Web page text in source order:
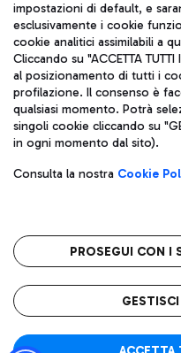
Pizza
Gelateria
Wine Bar & Sparkling
Autobus
Scopri le linee di autobus
Leonardo Da Vinci.
Raggiungi l’aeroporto
Ristoranti
Scopri la nostra offerta per
Mappa Aeroporto Fiumicino
Aeroporti di Roma S.p.A. -
coordinamento di Mundys
Codice fiscale e Registro
IVA 06572251004
Capitale sociale
Sede legale: Via Pier Paolo
telefono +39 06 65951
Privacy policy
impostazioni di default, e
esclusivamente i cookie
cookie analitici assimilabili a
Cliccando su "ACCETTA
al posizionamento di tutti i
profilazione. Il consenso è
qualsiasi momento. Potrà
singoli cookie cliccando su
in ogni momento dal sito).
Consulta la nostra Cookie
PROSEGUI CON I